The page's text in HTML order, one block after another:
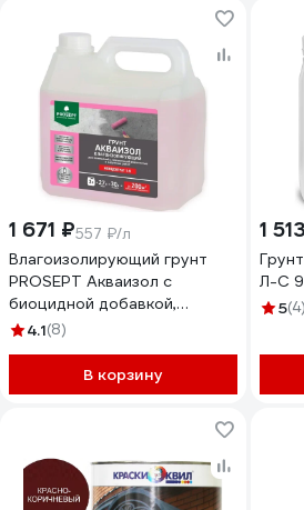
1 671 ₽557 ₽/л
Влагоизолирующий грунт
PROSEPT Акваизол с
биоцидной добавкой,
концентрат 1:9, 3 л 046-3
4.1(8)
В корзину
1
Л-С
5(4)